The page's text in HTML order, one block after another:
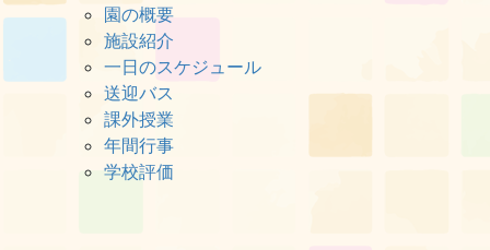
園の概要
施設紹介
一日のスケジュール
送迎バス
課外授業
年間行事
学校評価